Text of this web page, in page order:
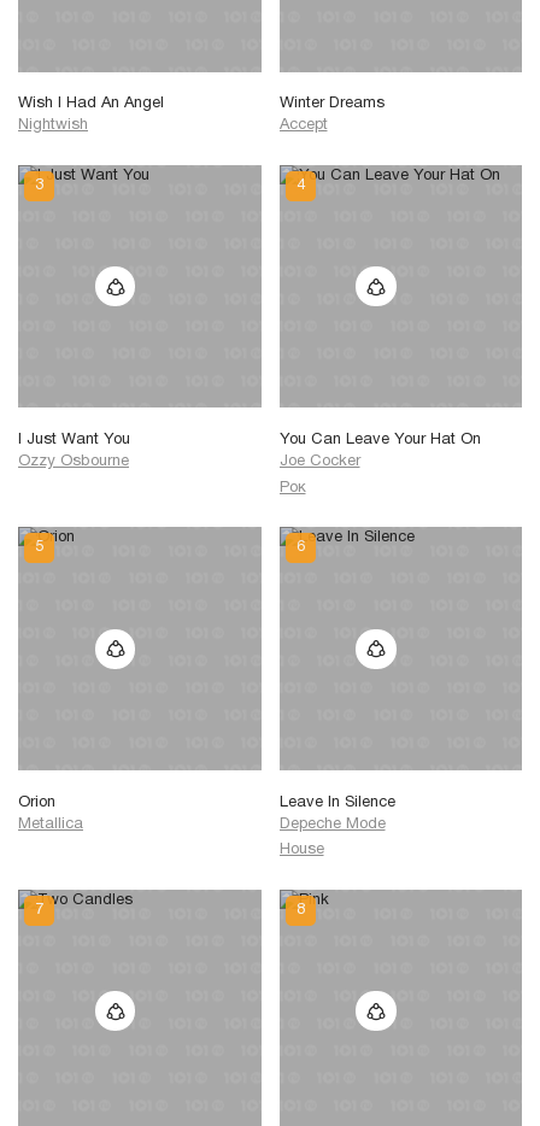
Wish I Had An Angel
Nightwish
Winter Dreams
Accept
I Just Want You
Ozzy Osbourne
You Can Leave Your Hat On
Joe Cocker
Рок
Orion
Metallica
Leave In Silence
Depeche Mode
House